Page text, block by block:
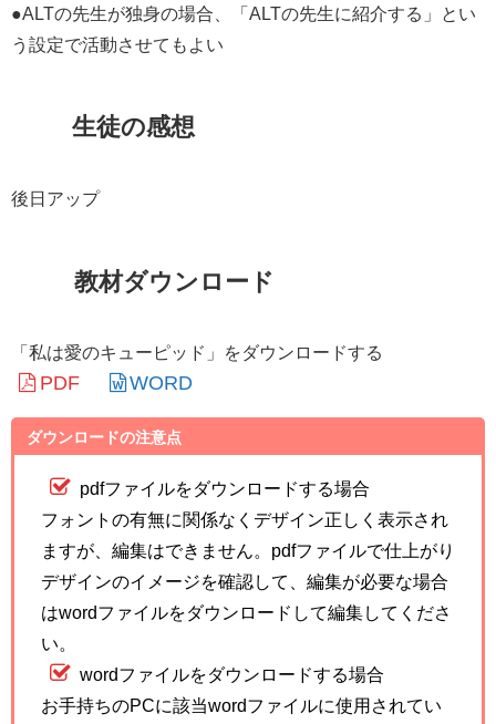
●ALTの先生が独身の場合、「ALTの先生に紹介する」とい
う設定で活動させてもよい
生徒の感想
後日アップ
教材ダウンロード
「私は愛のキューピッド」をダウンロードする
PDF WORD
ダウンロードの注意点
pdfファイルをダウンロードする場合
フォントの有無に関係なくデザイン正しく表示され
ますが、編集はできません。pdfファイルで仕上がり
デザインのイメージを確認して、編集が必要な場合
はwordファイルをダウンロードして編集してくださ
い。
wordファイルをダウンロードする場合
お手持ちのPCに該当wordファイルに使用されてい